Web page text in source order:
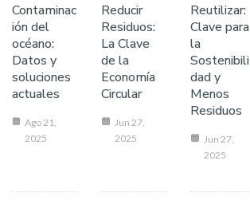
Contaminac
ión del
océano:
Datos y
soluciones
actuales
Ago 21,
2025
Reducir
Residuos:
La Clave
de la
Economía
Circular
Jun 27,
2025
Reutilizar:
Clave para
la
Sostenibili
dad y
Menos
Residuos
Jun 27,
2025